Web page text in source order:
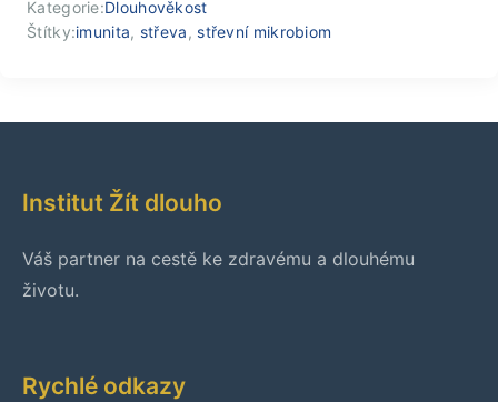
Kategorie:Dlouhověkost
Štítky:imunita, střeva, střevní mikrobiom
Institut Žít dlouho
Váš partner na cestě ke zdravému a dlouhému
životu.
Rychlé odkazy